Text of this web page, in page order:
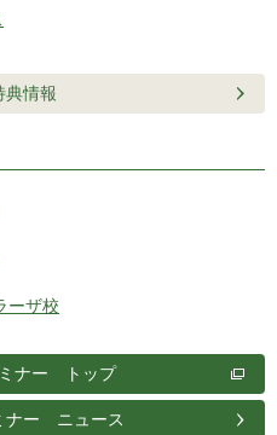
典情報
ーザ校
ナー トップ
ナー ニュース